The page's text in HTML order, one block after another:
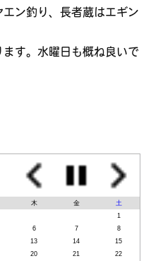
ン釣り、長者蔵はエギン
す。水曜日も概ね良いで
木 金
土
1
6 7
8
13 14
15
20 21
22